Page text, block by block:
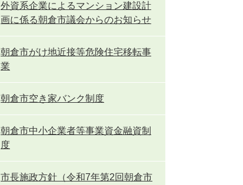
外資系企業によるマンション建設計
画に係る朝倉市議会からのお知らせ
朝倉市がけ地近接等危険住宅移転事
業
朝倉市空き家バンク制度
朝倉市中小企業者等事業資金融資制
度
市長施政方針（令和7年第2回朝倉市